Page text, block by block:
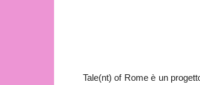
Tale(nt) of Rome è un